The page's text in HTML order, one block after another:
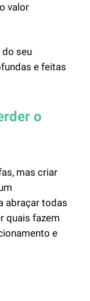
valor
seu
e feitas
o
mas criar
abraçar todas
quais fazem
e